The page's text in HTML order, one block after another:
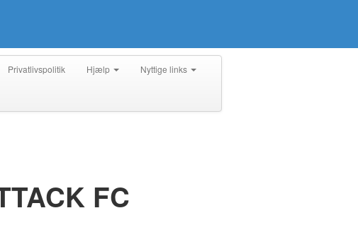
Privatlivspolitik Hjælp Nyttige links
FC